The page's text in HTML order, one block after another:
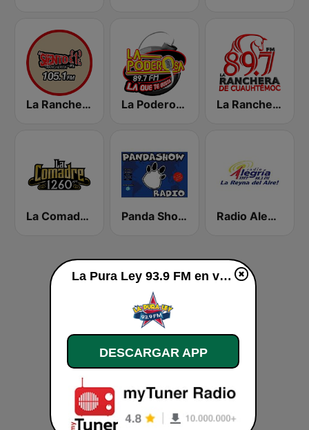
La Rancherita 105.1 FM La Poderosa 89.7 FM La Ranchera de Cuauhtémoc 89.7 FM
La Comadre 1260 AM Panda Show Radio Radio Alegria
La Pura Ley 93.9 FM en vivo
DESCARGAR APP